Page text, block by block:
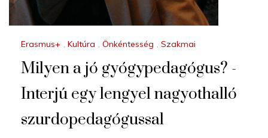
Erasmus+ , Kultúra , Önkéntesség , Szakmai
Milyen a jó gyógypedagógus? -
Interjú egy lengyel nagyothalló
szurdopedagógussal